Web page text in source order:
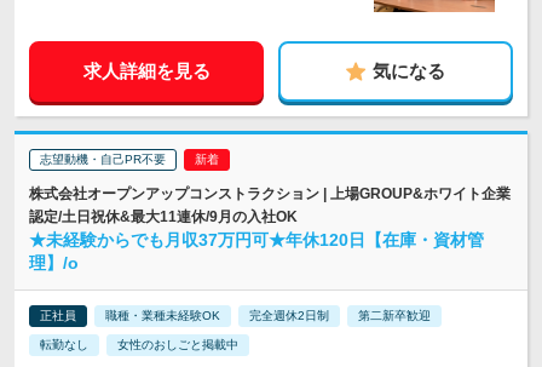
求人詳細を見る 気になる
志望動機・自己PR不要
株式会社オープンアップコンストラクション | 上場GROUP&ホワイト企業
認定/土日祝休&最大11連休/9月の入社OK
★未経験からでも月収37万円可★年休120日【在庫・資材管
理】/o
正社員 職種・業種未経験OK 完全週休2日制 第二新卒歓迎
転勤なし 女性のおしごと掲載中